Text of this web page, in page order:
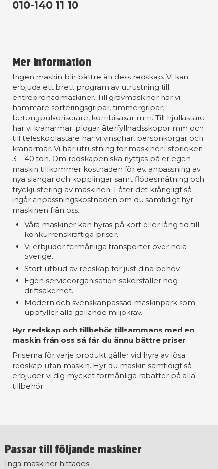
010-140 11 10
Mer information
Ingen maskin blir bättre än dess redskap. Vi kan
erbjuda ett brett program av utrustning till
entreprenadmaskiner. Till grävmaskiner har vi
hammare sorteringsgripar, timmergripar,
betongpulveriserare, kombisaxar mm. Till hjullastare
har vi kranarmar, plogar återfyllnadsskopor mm och
till teleskoplastare har vi vinschar, personkorgar och
kranarmar. Vi har utrustning för maskiner i storleken
3 – 40 ton. Om redskapen ska nyttjas på er egen
maskin tillkommer kostnaden för ev. anpassning av
nya slangar och kopplingar samt flödesmätning och
tryckjustering av maskinen. Låter det krångligt så
ingår anpassningskostnaden om du samtidigt hyr
maskinen från oss.
Våra maskiner kan hyras på kort eller lång tid till
konkurrenskraftiga priser.
Vi erbjuder förmånliga transporter över hela
Sverige.
Stort utbud av redskap för just dina behov.
Egen serviceorganisation säkerställer hög
driftsäkerhet.
Modern och svenskanpassad maskinpark som
uppfyller alla gällande miljökrav.
Hyr redskap och tillbehör tillsammans med en
maskin från oss så får du ännu bättre priser
Priserna för varje produkt gäller vid hyra av lösa
redskap utan maskin. Hyr du maskin samtidigt så
erbjuder vi dig mycket förmånliga rabatter på alla
tillbehör.
Passar till följande maskiner
Inga maskiner hittades.